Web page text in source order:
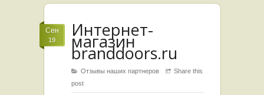
Сен
19 Интернет-
магазин
branddoors.ru
Отзывы наших партнеров
Share this
post